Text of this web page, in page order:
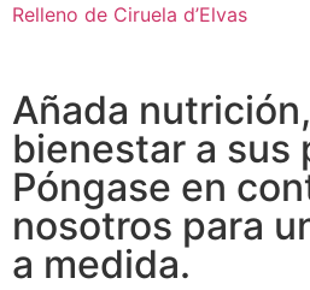
Relleno de Ciruela d’Elvas
Añada
bienestar a sus
Póngase en
nosotros para
a medida.